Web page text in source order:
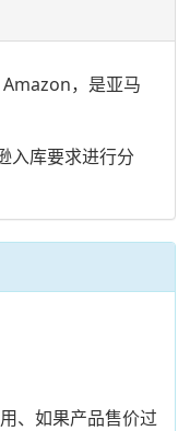
，是亚马
入库要求进行分
、如果产品售价过